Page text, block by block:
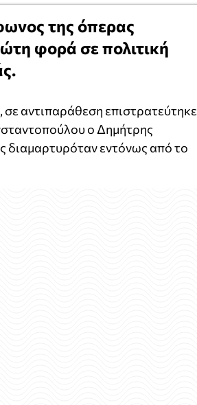
της όπερας
φορά σε πολιτική
αντιπαράθεση επιστρατεύτηκε
ο Δημήτρης
διαμαρτυρόταν εντόνως από το